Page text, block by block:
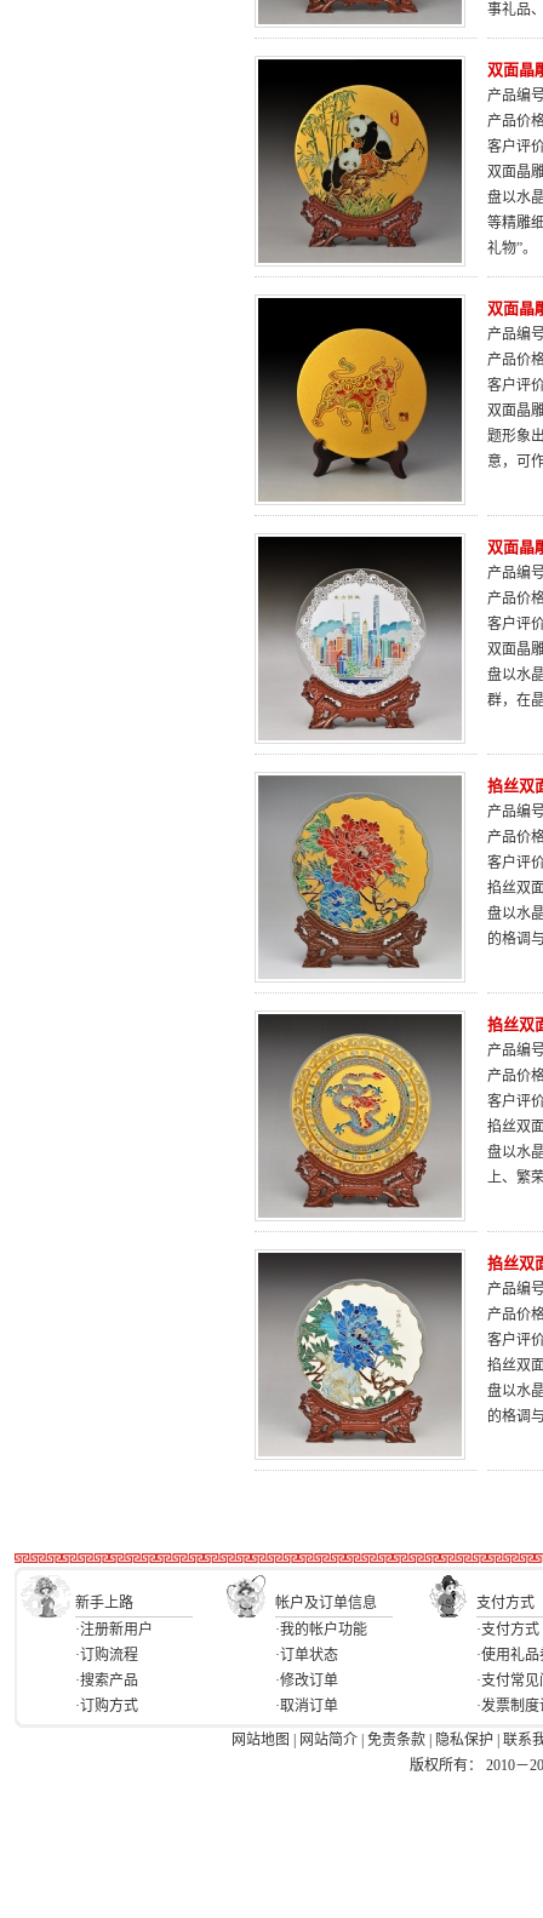
事礼品
双面晶
产品编
产品价
客户评
双面晶
盘以水
等精雕
礼物”。
双面晶
产品编
产品价
客户评
双面晶
题形象
意，可
双面晶
产品编
产品价
客户评
双面晶
盘以水
群，在
掐丝双
产品编
产品价
客户评
掐丝双
盘以水
的格调
掐丝双
产品编
产品价
客户评
掐丝双
盘以水
上、繁
掐丝双
产品编
产品价
客户评
掐丝双
盘以水
的格调
新手上路 帐户及订单信息
支付方式
·注册新用户
·订购流程
·搜索产品
·订购方式
·我的帐户功能
·订单状态
·修改订单
·取消订单
·支付方式
·使用礼品
·支付常
·发票制
网站地图
网站简介 免责条款 隐私保护
联系
版权所有： 2010－